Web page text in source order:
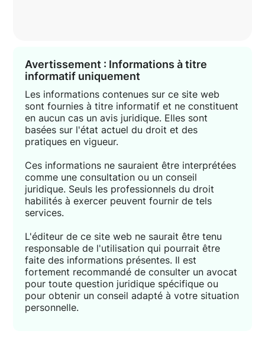
Avertissement : Informations à titre
informatif uniquement
Les informations contenues sur ce site web
sont fournies à titre informatif et ne constituent
en aucun cas un avis juridique. Elles sont
basées sur l'état actuel du droit et des
pratiques en vigueur.
Ces informations ne sauraient être interprétées
comme une consultation ou un conseil
juridique. Seuls les professionnels du droit
habilités à exercer peuvent fournir de tels
services.
L'éditeur de ce site web ne saurait être tenu
responsable de l'utilisation qui pourrait être
faite des informations présentes. Il est
fortement recommandé de consulter un avocat
pour toute question juridique spécifique ou
pour obtenir un conseil adapté à votre situation
personnelle.